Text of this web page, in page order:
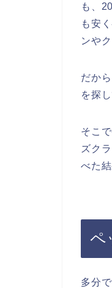
も、
も安
ンや
だか
を探
そこ
ズク
べた
ペ
多分